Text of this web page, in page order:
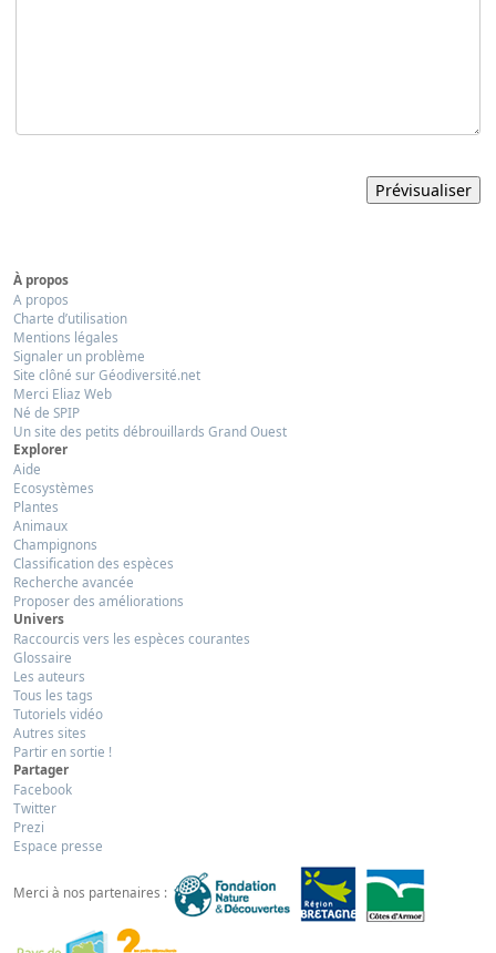
À propos
A propos
Charte d’utilisation
Mentions légales
Signaler un problème
Site clôné sur Géodiversité.net
Merci Eliaz Web
Né de SPIP
Un site des petits débrouillards Grand Ouest
Explorer
Aide
Ecosystèmes
Plantes
Animaux
Champignons
Classification des espèces
Recherche avancée
Proposer des améliorations
Univers
Raccourcis vers les espèces courantes
Glossaire
Les auteurs
Tous les tags
Tutoriels vidéo
Autres sites
Partir en sortie !
Partager
Facebook
Twitter
Prezi
Espace presse
Merci à nos partenaires :